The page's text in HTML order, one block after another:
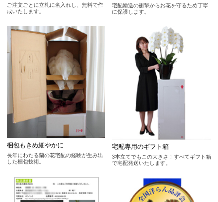
ご注文ごとに立札に名入れし、無料で作
成いたします。
宅配輸送の衝撃からお花を守るため丁寧
に保護します。
梱包もきめ細やかに
長年にわたる蘭の花宅配の経験が生み出
した梱包技術。
宅配専用のギフト箱
3本立てでもこの大きさ！すべてギフト箱
で宅配発送いたします。